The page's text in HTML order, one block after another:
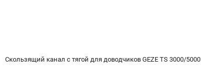
Скользящий канал с тягой для доводчиков GEZE TS 3000/5000